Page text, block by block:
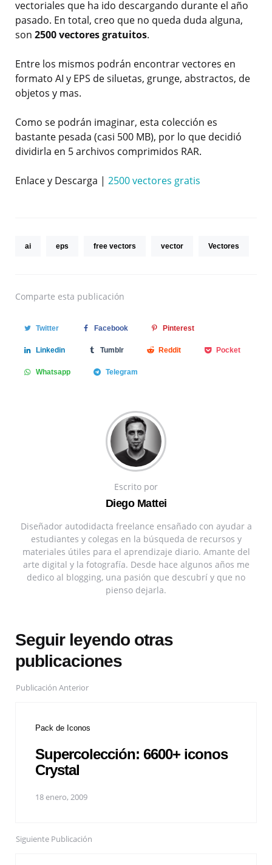
vectoriales que ha ido descargando durante el año
pasado. En total, creo que no queda duda alguna,
son 2500 vectores gratuitos.
Entre los mismos podrán encontrar vectores en
formato AI y EPS de siluetas, grunge, abstractos, de
objetos y mas.
Como se podrán imaginar, esta colección es
bastante pesada (casi 500 MB), por lo que decidió
dividirla en 5 archivos comprimidos RAR.
Enlace y Descarga | 2500 vectores gratis
ai eps free vectors vector Vectores
Comparte esta publicación
Twitter Facebook Pinterest
Linkedin Tumblr Reddit Pocket
Whatsapp Telegram
Escrito por
Diego Mattei
Diseñador autodidacta freelance ensañado con ayudar a
estudiantes y colegas en la búsqueda de recursos y
materiales útiles para el aprendizaje diario. Amante del
arte digital y la fotografía. Desde hace algunos años me
dedico al blogging, una pasión que descubrí y que no
pienso dejarla.
Seguir leyendo otras
publicaciones
Publicación Anterior
Pack de Iconos
Supercolección: 6600+ iconos
Crystal
18 enero, 2009
Siguiente Publicación